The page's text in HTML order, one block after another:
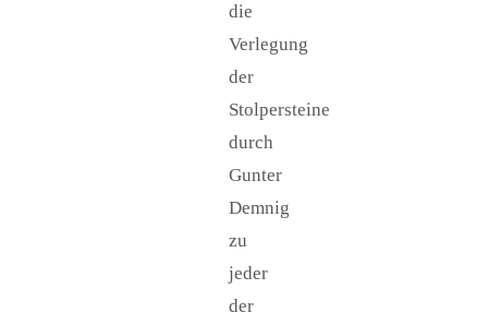
die
Verlegung
der
Stolpersteine
durch
Gunter
Demnig
zu
jeder
der